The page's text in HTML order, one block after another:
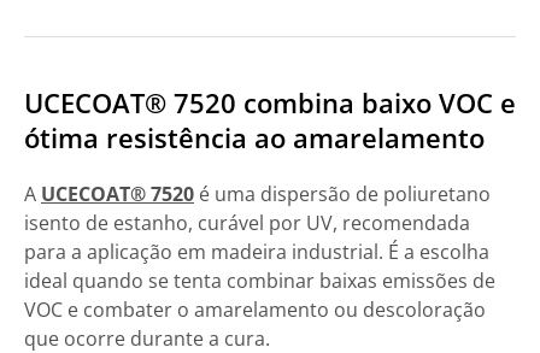
UCECOAT® 7520 combina baixo VOC e
ótima resistência ao amarelamento
A UCECOAT® 7520 é uma dispersão de poliuretano
isento de estanho, curável por UV, recomendada
para a aplicação em madeira industrial. É a escolha
ideal quando se tenta combinar baixas emissões de
VOC e combater o amarelamento ou descoloração
que ocorre durante a cura.